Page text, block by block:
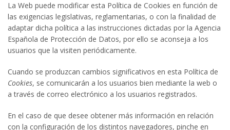
La Web puede modificar esta Política de Cookies en función de
las exigencias legislativas, reglamentarias, o con la finalidad de
adaptar dicha política a las instrucciones dictadas por la Agencia
Española de Protección de Datos, por ello se aconseja a los
usuarios que la visiten periódicamente.
Cuando se produzcan cambios significativos en esta Política de
Cookies, se comunicarán a los usuarios bien mediante la web o
a través de correo electrónico a los usuarios registrados.
En el caso de que desee obtener más información en relación
con la configuración de los distintos navegadores, pinche en